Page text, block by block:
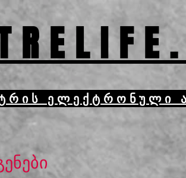
ელექტრონული